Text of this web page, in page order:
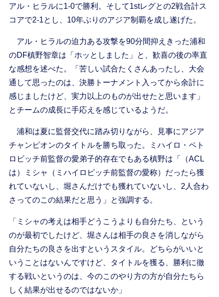
アル・ヒラルに1-0で勝利。そして1stレグとの2戦合計ス
コアで2-1とし、10年ぶりのアジア制覇を成し遂げた。
アル・ヒラルの迫力ある攻撃を90分間抑えきった浦和
のDF槙野智章は「ホッとしました」と、歓喜の後の率直
な感想を述べた。「苦しい試合たくさんあったし、大会
通して思ったのは、決勝トーナメント入ってから余計に
感じましたけど、実力以上のものが出せたと思います」
とチームの成長に手応えを感じているようだ。
浦和は夏に監督交代に踏み切りながら、見事にアジア
チャンピオンのタイトルを勝ち取った。ミハイロ・ペト
ロビッチ前監督の愛弟子的存在でもある槙野は「（ACL
は）ミシャ（ミハイロビッチ前監督の愛称）だったら獲
れていないし、堀さんだけでも獲れていないし、2人合わ
さってのこの結果だと思う」と強調する。
「ミシャの考えは相手どうこうよりも自分たち、という
のが最初でしたけど、堀さんは相手の良さを消しながら
自分たちの良さを出すというスタイル。どちらがいいと
いうことはないんですけど、タイトルを獲る、勝利に徹
する戦いというのは、今のこのやり方の方が自分たちら
しく結果が出せるのではないか」